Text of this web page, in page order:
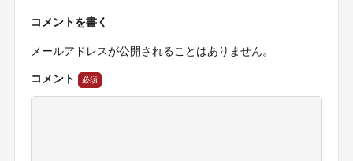
コメントを書く
メールアドレスが公開されることはありません。
コメント